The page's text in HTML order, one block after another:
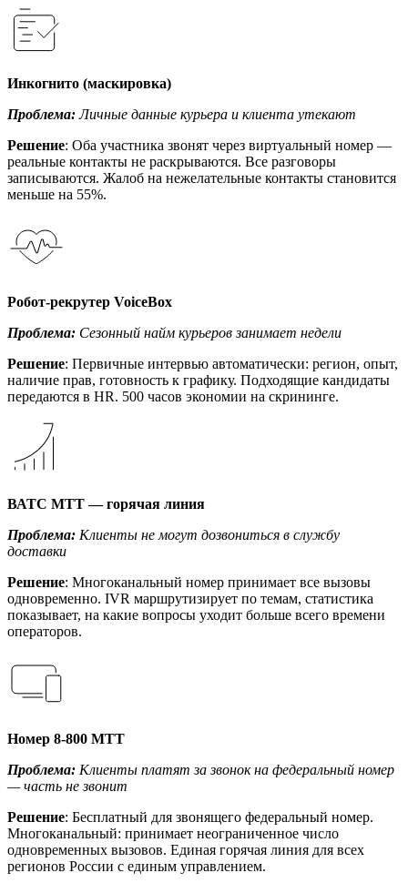
Инкогнито (маскировка)
Проблема:Личные данные курьера и клиента утекают
Решение: Оба участника звонят через виртуальный номер —
реальные контакты не раскрываются. Все разговоры
записываются. Жалоб на нежелательные контакты становится
меньше на 55%.
Робот-рекрутер VoiceBox
Проблема: Сезонный найм курьеров занимает недели
Решение: Первичные интервью автоматически: регион, опыт,
наличие прав, готовность к графику. Подходящие кандидаты
передаются в HR. 500 часов экономии на скрининге.
ВАТС МТТ — горячая линия
Проблема: Клиенты не могут дозвониться в службу
доставки
Решение: Многоканальный номер принимает все вызовы
одновременно. IVR маршрутизирует по темам, статистика
показывает, на какие вопросы уходит больше всего времени
операторов.
Номер 8-800 МТТ
Проблема: Клиенты платят за звонок на федеральный номер
— часть не звонит
Решение: Бесплатный для звонящего федеральный номер.
Многоканальный: принимает неограниченное число
одновременных вызовов. Единая горячая линия для всех
регионов России с единым управлением.